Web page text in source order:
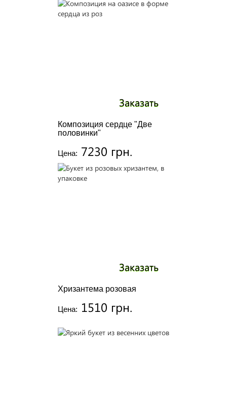
Композиция сердце "Две
половинки"
Цена: 7230 грн.
Заказать
Хризантема розовая
Цена: 1510 грн.
Заказать